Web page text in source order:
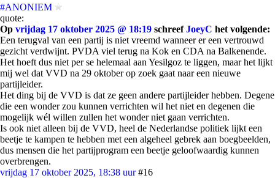
#ANONIEM
quote:
Op vrijdag 17 oktober 2025 @ 18:19 schreefJoeyC het volgende:
Een terugval van een partij is niet vreemd wanneer er een vertrouwd
gezicht verdwijnt. PVDA viel terug na Kok en CDA na Balkenende.
Het hoeft dus niet per se helemaal aan Yesilgoz te liggen, maar het lijkt
mij wel dat VVD na 29 oktober op zoek gaat naar een nieuwe
partijleider.
Het ding bij de VVD is dat ze geen andere partijleider hebben. Degene
die een wonder zou kunnen verrichten wil het niet en degenen die
mogelijk wél willen zullen het wonder niet gaan verrichten.
Is ook niet alleen bij de VVD, heel de Nederlandse politiek lijkt een
beetje te kampen te hebben met een algeheel gebrek aan boegbeelden,
dus mensen die het partijprogram een beetje geloofwaardig kunnen
overbrengen.
vrijdag 17 oktober 2025, 18:38 uur #16